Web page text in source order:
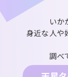
いか
身近な人や
調べ